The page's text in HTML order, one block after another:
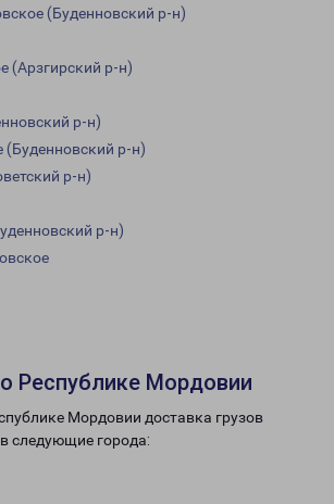
(Буденновский р-н)
(Арзгирский р-н)
р-н)
р-н)
р-н)
р-н)
Республике Мордовии
Мордовии доставка грузов
следующие города: